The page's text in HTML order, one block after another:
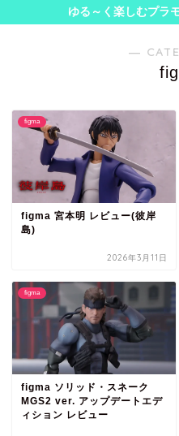
ゆる～く楽しむプラ
―
figma
figma 宮本明 レビュー(彼岸
島)
2026年3月11日
figma
figma ソリッド・スネーク
MGS2 ver. アップデートエデ
ィション レビュー